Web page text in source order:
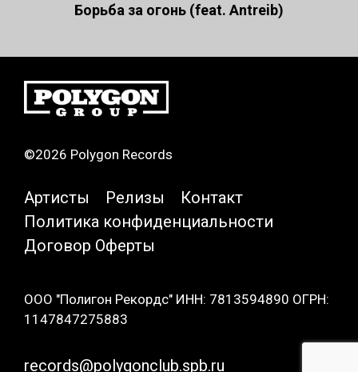
Борьба за огонь (feat. Antreib)
©2026 Polygon Records
Артисты Релизы
Контакт
Политика конфиденциальности
Договор Оферты
ООО "Полигон Рекордс" ИНН: 7813594890 ОГРН:
1147847275883
records@polygonclub.spb.ru